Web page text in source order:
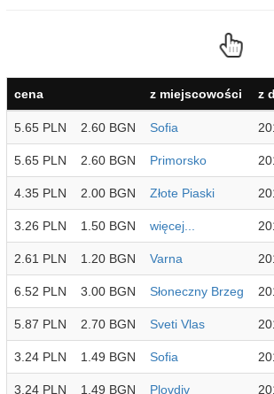
cena z miejscowości z
5.65 PLN 2.60 BGN Sofia
5.65 PLN 2.60 BGN Primorsko
4.35 PLN 2.00 BGN Złote Piaski
3.26 PLN 1.50 BGN więcej...
2.61 PLN 1.20 BGN Varna
6.52 PLN 3.00 BGN Słoneczny Brzeg
5.87 PLN 2.70 BGN Sveti Vlas
3.24 PLN 1.49 BGN Sofia
3.24 PLN 1.49 BGN Plovdiv